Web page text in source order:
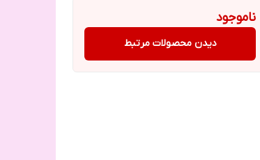
ناموجود
دیدن محصولات مرتبط